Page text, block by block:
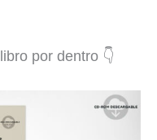
por dentro 👇